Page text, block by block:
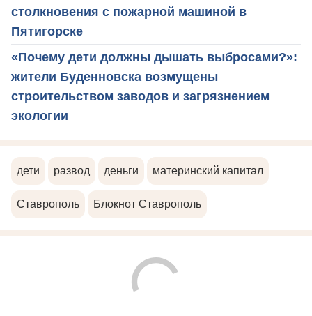
столкновения с пожарной машиной в
Пятигорске
«Почему дети должны дышать выбросами?»:
жители Буденновска возмущены
строительством заводов и загрязнением
экологии
дети развод деньги материнский капитал
Ставрополь Блокнот Ставрополь